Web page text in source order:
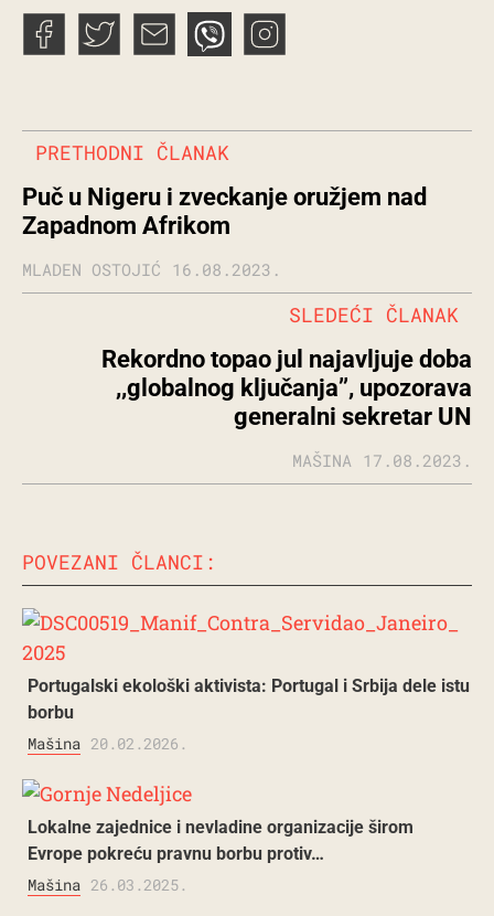
PRETHODNI ČLANAK
Puč u Nigeru i zveckanje oružjem nad
Zapadnom Afrikom
MLADEN OSTOJIĆ 16.08.2023.
Rekordno topao jul najavljuje doba
,,globalnog ključanja’’, upozorava
generalni sekretar UN
SLEDEĆI ČLANAK
MAŠINA 17.08.2023.
POVEZANI ČLANCI:
Portugalski ekološki aktivista: Portugal i Srbija dele istu
borbu
Mašina 20.02.2026.
Lokalne zajednice i nevladine organizacije širom
Evrope pokreću pravnu borbu protiv…
Mašina 26.03.2025.